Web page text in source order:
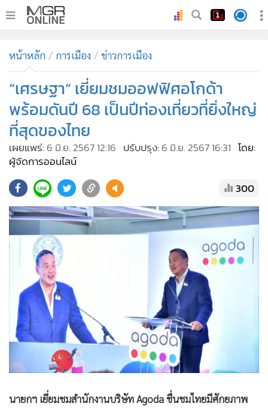
ทันเหตุการณ์
• ภาคใต้
ภูมิภาค
Online Section
• บันเทิง
• ผู้จัดการรายวัน
• ละคร
• CbizReview
• Cyber BIZ
•
ผู้จัดกวน
Good health & Well-being
Green Innovation & SD
Management & HR
MGR Live
• Infographic
• การเมือง
• กีฬา
หน้าหลัก การเมือง ข่าวการเมือง
“เศรษฐา” เยี่ยมชมออฟฟิศอโกด้า
พร้อมดันปี 68 เป็นปีท่องเที่ยวที่ยิ่งใหญ่
ที่สุดของไทย
เผยแพร่:6 มิ.ย. 2567 12:16 ปรับปรุง:6 มิ.ย. 2567 16:31 โดย:
ผู้จัดการออนไลน์
300
นายกฯ เยี่ยมชมสำนักงานบริษัท Agoda ชื่นชมไทยมีศักยภาพ